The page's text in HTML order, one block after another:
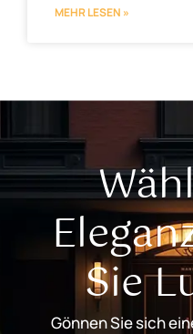
MEHR LESEN »
Sie
Gönnen Sie sich